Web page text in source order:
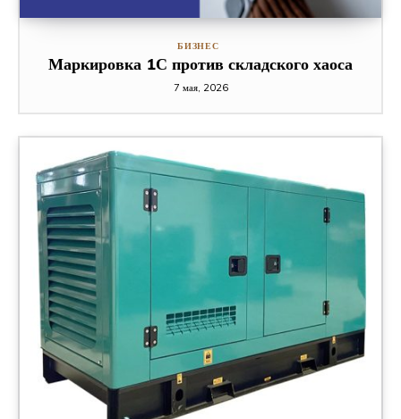
БИЗНЕС
Маркировка 1С против складского хаоса
7 мая, 2026